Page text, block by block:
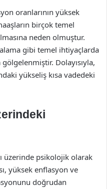
oranlarının yüksek
birçok temel
neden olmuştur.
gibi temel ihtiyaçlarda
Dolayısıyla,
yükseliş kısa vadedeki
üzerinde psikolojik olarak
yüksek enflasyon ve
doğrudan